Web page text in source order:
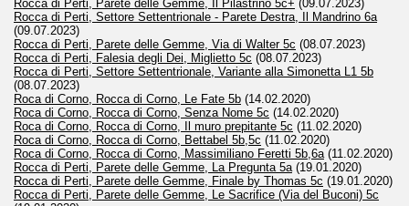
Rocca di Perti, Parete delle Gemme, Il Pilastrino 5c+ (09.07.2023)
Rocca di Perti, Settore Settentrionale - Parete Destra, Il Mandrino 6a
(09.07.2023)
Rocca di Perti, Parete delle Gemme, Via di Walter 5c (08.07.2023)
Rocca di Perti, Falesia degli Dei, Miglietto 5c (08.07.2023)
Rocca di Perti, Settore Settentrionale, Variante alla Simonetta L1 5b
(08.07.2023)
Roca di Corno, Rocca di Corno, Le Fate 5b (14.02.2020)
Roca di Corno, Rocca di Corno, Senza Nome 5c (14.02.2020)
Roca di Corno, Rocca di Corno, Il muro prepitante 5c (11.02.2020)
Roca di Corno, Rocca di Corno, Bettabel 5b,5c (11.02.2020)
Roca di Corno, Rocca di Corno, Massimiliano Feretti 5b,6a (11.02.2020)
Rocca di Perti, Parete delle Gemme, La Pregunta 5a (19.01.2020)
Rocca di Perti, Parete delle Gemme, Finale by Thomas 5c (19.01.2020)
Rocca di Perti, Parete delle Gemme, Le Sacrifice (Via del Buconi) 5c